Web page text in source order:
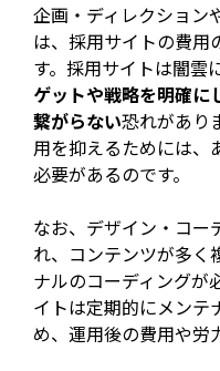
企画・ディレクション
は、採用サイトの費用
す。採用サイトは闇雲
ゲットや戦略を明確に
繋がらない恐れがあり
用を抑えるためには、
必要があるのです。
なお、デザイン・コー
れ、コンテンツが多く
ナルのコーディングが
イトは定期的にメンテ
め、運用後の費用や労